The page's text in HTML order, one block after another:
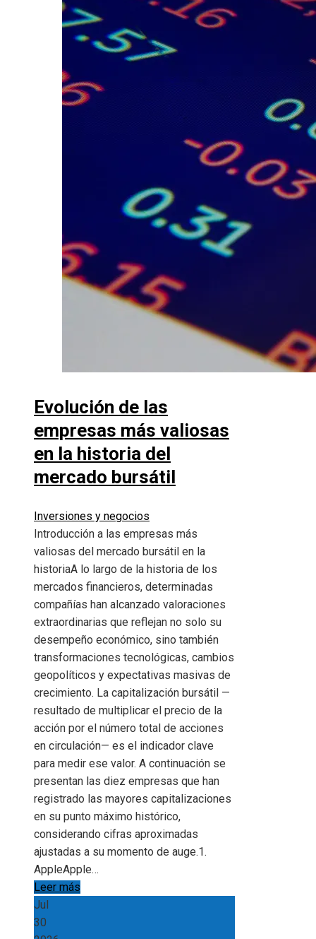
Evolución de las
empresas más valiosas
en la historia del
mercado bursátil
Inversiones y negocios
Introducción a las empresas más
valiosas del mercado bursátil en la
historiaA lo largo de la historia de los
mercados financieros, determinadas
compañías han alcanzado valoraciones
extraordinarias que reflejan no solo su
desempeño económico, sino también
transformaciones tecnológicas, cambios
geopolíticos y expectativas masivas de
crecimiento. La capitalización bursátil —
resultado de multiplicar el precio de la
acción por el número total de acciones
en circulación— es el indicador clave
para medir ese valor. A continuación se
presentan las diez empresas que han
registrado las mayores capitalizaciones
en su punto máximo histórico,
considerando cifras aproximadas
ajustadas a su momento de auge.1.
AppleApple…
Leer más
Jul
30